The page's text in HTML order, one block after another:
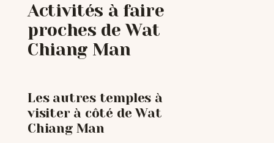
Activités à faire
proches de Wat
Chiang Man
Les autres temples à
visiter à côté de Wat
Chiang Man